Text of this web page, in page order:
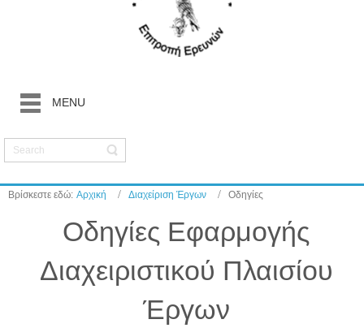
MENU
Βρίσκεστε εδώ: Αρχική Διαχείριση Έργων Οδηγίες
Οδηγίες Εφαρμογής
Διαχειριστικού Πλαισίου
Έργων